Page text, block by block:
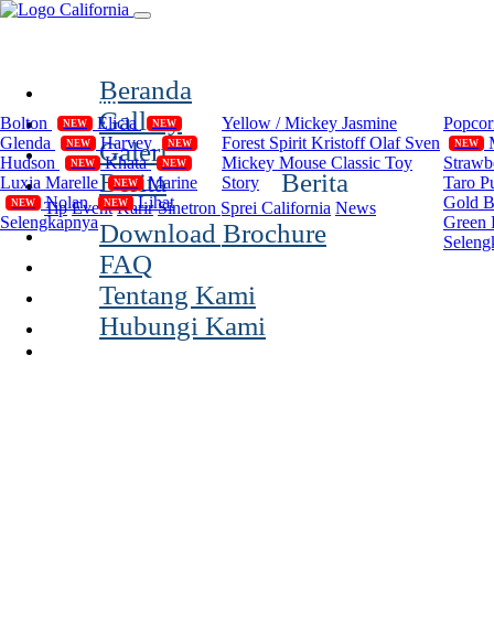
Beranda
Gallery
Galeri
Compilation
Bolton
NEW Elicia NEW
Glenda NEW Harvey NEW
Hudson NEW Khata NEW
Luxia Marelle NEW Marine
NEW Nolan NEW
Lihat
Selengkapnya
Yellow / Mickey Jasmine
Forest Spirit Kristoff Olaf Sven
Mickey Mouse Classic Toy
Story
NEW
Taro
Gold
Green
Berita Berita
Tip Event Karir Sinetron Sprei California News
Download Brochure
FAQ
Tentang Kami
Hubungi Kami